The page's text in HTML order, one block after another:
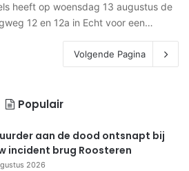
heeft op woensdag 13 augustus de
12 en 12a in Echt voor een…
Volgende Pagina
Populair
aan de dood ontsnapt bij
incident brug Roosteren
2026